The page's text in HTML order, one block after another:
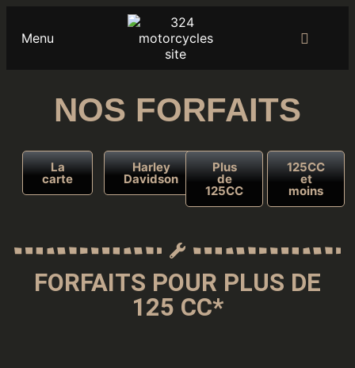
Menu
NOS FORFAITS
La
carte
Harley
Davidson
Plus
de
125CC
125CC
et
moins
FORFAITS POUR PLUS DE
125 CC*